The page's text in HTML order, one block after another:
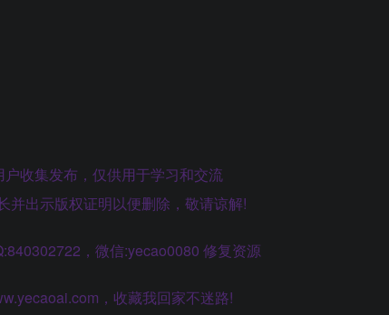
收集发布，仅供用于学习和交流
并出示版权证明以便删除，敬请谅解!
，微信:yecao0080 修复资源
，收藏我回家不迷路!